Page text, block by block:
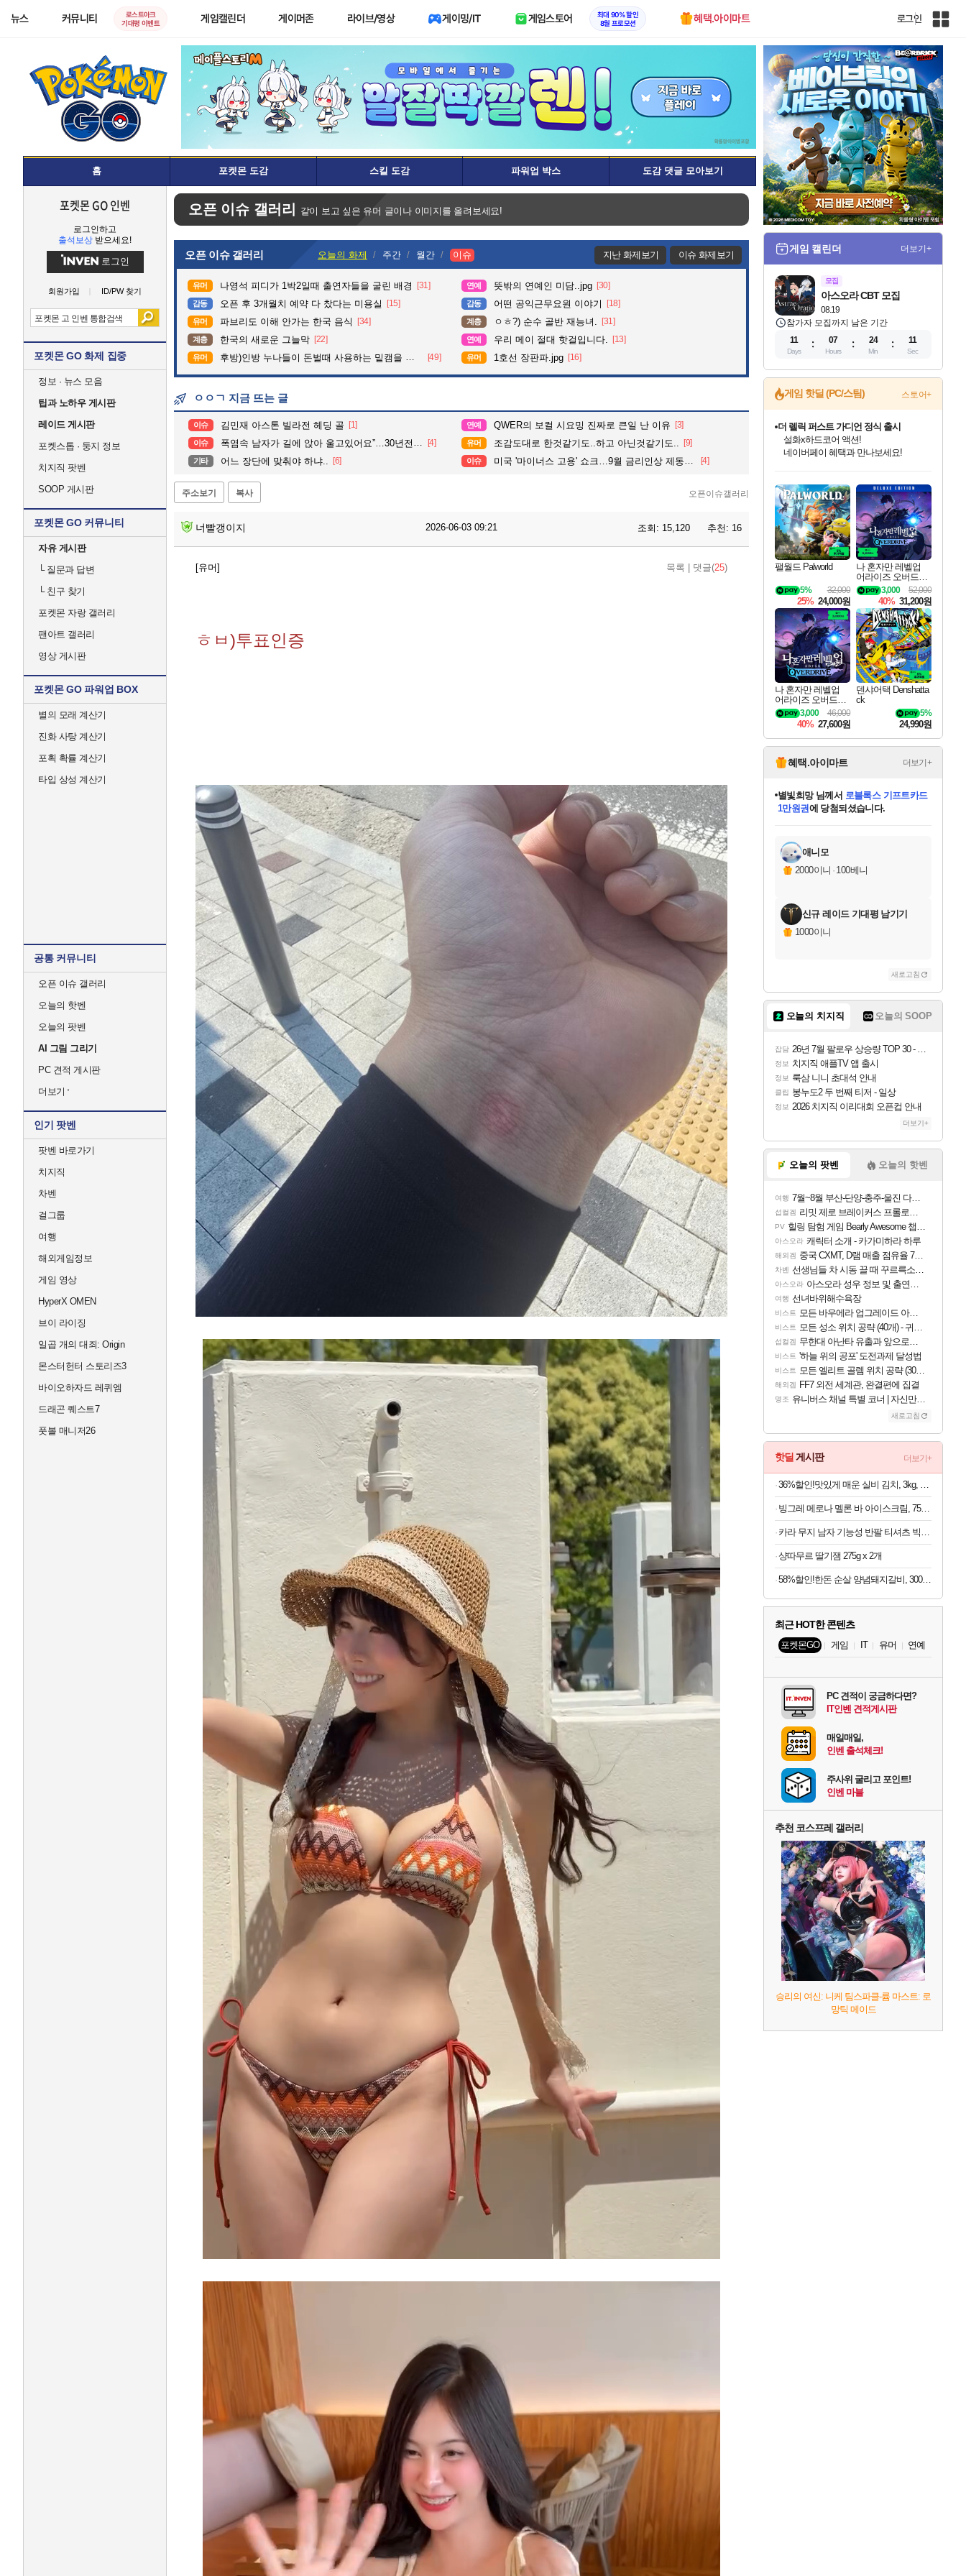
뉴스 커뮤니티
로스트아크
기대평 이벤트
게임캘린더 게이머존 라이브/영상 게이밍/IT 게임스토어
최대 90% 할인
8월 프로모션
혜택.아이마트 로그인
인
사
이
트
맵
홈 포켓몬 도감 스킬 도감 파워업 박스 도감 댓글 모아보기
포켓몬 GO 인벤
로그인하고
출석보상 받으세요!
로그인
회원가입 ID/PW 찾기
포켓몬 GO 화제 집중
정보 · 뉴스 모음
팁과 노하우 게시판
레이드 게시판
포켓스톱 · 둥지 정보
치지직 팟벤
SOOP 게시판
포켓몬 GO 커뮤니티
자유 게시판
└질문과 답변
└친구 찾기
포켓몬 자랑 갤러리
팬아트 갤러리
영상 게시판
포켓몬 GO 파워업 BOX
별의 모래 계산기
진화 사탕 계산기
포획 확률 계산기
타입 상성 계산기
공통 커뮤니티
오픈 이슈 갤러리
오늘의 핫벤
오늘의 팟벤
AI 그림 그리기
PC 견적 게시판
더보기
인기 팟벤
팟벤 바로가기
치지직
차벤
걸그룹
여행
해외게임정보
게임 영상
HyperX OMEN
브이 라이징
일곱 개의 대죄: Origin
몬스터헌터 스토리즈3
바이오하자드 레퀴엠
드래곤 퀘스트7
풋볼 매니저26
오픈 이슈 갤러리 같이 보고 싶은 유머 글이나 이미지를 올려보세요!
오픈 이슈 갤러리 오늘의 화제 주간 월간 이슈 지난 화제보기 이슈 화제보기
유머 나영석 피디가 1박2일때 출연자들을 굴린 배경 [31] 연예 뜻밖의 연예인 미담..jpg [30]
감동 오픈 후 3개월치 예약 다 찼다는 미용실 [15] 감동 어떤 공익근무요원 이야기 [18]
유머 파브리도 이해 안가는 한국 음식 [34] 계층 ㅇㅎ?) 순수 골반 재능녀. [31]
계층 한국의 새로운 그늘막 [22] 연예 우리 메이 절대 핫걸입니다. [13]
유머 후방)인방 누나들이 돈벌때 사용하는 밑캠을 알아보자 [49] 유머 1호선 장판파.jpg [16]
ㅇㅇㄱ 지금 뜨는 글
이슈 김민재 아스톤 빌라전 헤딩 골 [1] 연예 QWER의 보컬 시요밍 진짜로 큰일 난 이유 [3]
이슈 폭염속 남자가 길에 앉아 울고있어요”…30년전 실종자였다 [4] 유머 조감도대로 한것같기도..하고 아닌것같기도.. [9]
기타 어느 장단에 맞춰야 하냐.. [6] 이슈 미국 '마이너스 고용' 쇼크…9월 금리인상 제동 걸리나 [4]
주소보기 복사 오픈이슈갤러리
너빨갱이지 2026-06-03 09:21 조회: 15,120 추천: 16
[유머] 목록 댓글(25)
ㅎㅂ)투표인증
게임 캘린더 더보기+
모집
08.19
아스오라 CBT 모집
참가자 모집까지 남은 기간
11
Days
07
Hours
24
Min
09
Sec
게임 핫딜 (PC/스팀) 스토어+
최대 90% 할인가를 만나보세요!
네이버혜택과 함께 만나보세요!
50%할인&추가 적립까지!
네이버 포인트 혜택까지!
이니&베니 혜택까지!
네이버 혜택가와 함께 예약하세요!
할인&네이버혜택으로 만나보세요!
더 렐릭 퍼스트 가디언 정식 출시
설화x하드코어 액션!
네이버페이 혜택과 만나보세요!
40주년 프로모션으로 만나보세요!
할인가에 만나보세요!
일부 에디션 상시 할인!
혜택으로 예약 판매 중
편안하게 충전하세요
팰월드 Palworld
32,000
5%
25% 24,000원
나 혼자만 레벨업
어라이즈 오버드라
이브 디럭스 에디션
Solo Leveling Arise
Overdrive Deluxe Edi
tion
52,000
3,000
40% 31,200원
나 혼자만 레벨업
어라이즈 오버드라
이브 Solo Leveling A
rise
46,000
3,000
40% 27,600원
덴샤어택 Denshatta
ck
5%
24,990원
혜택.아이마트 더보기+
교환.
당첨되셨습니다.
당첨되셨습니다.
당첨되셨습니다.
별빛희망님께서 로블록스 기프트카드
1만원권에 당첨되셨습니다.
당첨되셨습니다.
당첨되셨습니다.
당첨되셨습니다.
당첨되셨습니다.
에디션 (스팀코드)
당첨되셨습니다.
애니모
2000이니 · 100베니
신규 레이드 기대평 남기기
1000이니
새로고침
오늘의 치지직 오늘의 SOOP
잡담 26년 7월 팔로우 상승량 TOP 30 - 월간 치지직
정보 치지직 애플TV 앱 출시
정보 룩삼 니니 초대석 안내
클립 봉누도2 두 번째 티저 - 일상
정보 2026 치지직 이리대회 오픈컵 안내
더보기+
오늘의 팟벤 오늘의 핫벤
여행 7월~8월 부산-단양-충주-울진 다녀왔어요~
섭컬겜 리밋 제로 브레이커스 프롤로그 테스트 후기 영상 업로드
PV 힐링 탐험 게임 Bearly Awesome 챕터 1 트레일러
아스오라 캐릭터 소개 - 카가미하라 하루
해외겜 중국 CXMT, D램 매출 점유율 7%…글로벌 4위로 부상
차벤 선생님들 차 시동 끌 때 꾸르륵소리나는데
아스오라 아스오라 성우 정보 및 출연작 모음
여행 선녀바위해수욕장
비스트 모든 바우에라 업그레이드 아이템 획득 위치 공략 (89개)
비스트 모든 성소 위치 공략 (40개) - 귀환한 영혼 도전과제
섭컬겜 무한대 아난타 유출과 앞으로의 예상 (루머)
비스트 '하늘 위의 공포' 도전과제 달성법
비스트 모든 엘리트 골렘 위치 공략 (30개) - 방랑 결투가
해외겜 FF7 외전 세계관, 완결편에 집결
명조 유니버스 채널 특별 코너 | 자신만의 스타일
새로고침
핫딜 게시판 더보기+
36%할인!맛있게 매운 실비 김치, 3kg, 1팩
빙그레 메로나 멜론 바 아이스크림, 75ml, 30개
카라 무지 남자 기능성 반팔 티셔츠 빅사이즈
샹따무르 딸기잼 275g x 2개
58%할인!한돈 순살 양념돼지갈비, 300g, 5개
최근 HOT한 콘텐츠
포켓몬GO 게임 IT 유머 연예
PC 견적이 궁금하다면?
IT인벤 견적게시판
매일매일,
인벤 출석체크!
주사위 굴리고 포인트!
인벤 마블
추천 코스프레 갤러리
승리의 여신: 니케 팀스파클-륨 마스트: 로
망틱 메이드